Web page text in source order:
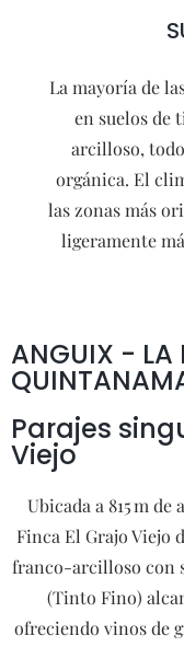
La mayoría de
en suelos de
arcilloso,
orgánica. El
las zonas más
ligeramente
ANGUIX - LA
Parajes
Viejo
Ubicada a 815 m
Finca El Grajo Viejo
franco-arcilloso con
(Tinto Fino)
ofreciendo vinos de